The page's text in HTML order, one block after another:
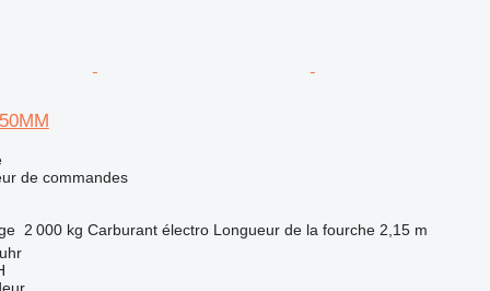
de commandes
2 000 kg Carburant électro Longueur de la fourche 2,15 m